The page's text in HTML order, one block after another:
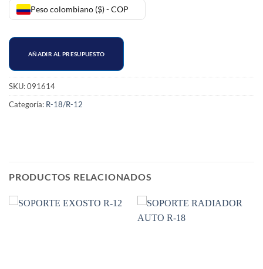
Peso colombiano ($) - COP
AÑADIR AL PRESUPUESTO
SKU:091614
Categoría: R-18/R-12
PRODUCTOS RELACIONADOS